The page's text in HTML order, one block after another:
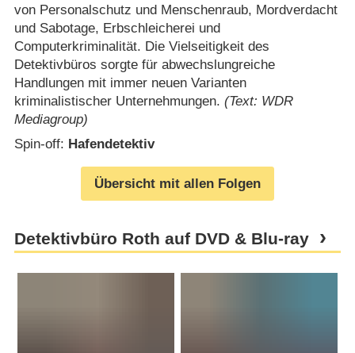
von Personalschutz und Menschenraub, Mordverdacht
und Sabotage, Erbschleicherei und
Computerkriminalität. Die Vielseitigkeit des
Detektivbüros sorgte für abwechslungreiche
Handlungen mit immer neuen Varianten
kriminalistischer Unternehmungen. (Text: WDR
Mediagroup)
Spin-off: Hafendetektiv
Übersicht mit allen Folgen
Detektivbüro Roth auf DVD & Blu-ray